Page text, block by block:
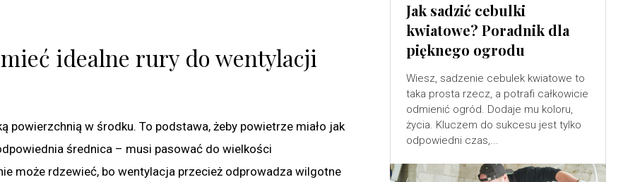
idealne rury do wentylacji
powierzchnią w środku. To podstawa, żeby powietrze miało jak
średnica – musi pasować do wielkości
może rdzewieć, bo wentylacja przecież odprowadza wilgotne
Jak sadzić cebulki
kwiatowe? Poradnik dla
pięknego ogrodu
Wiesz, sadzenie cebulek kwiatowe to
taka prosta rzecz, a potrafi całkowicie
odmienić ogród. Dodaje mu koloru,
życia. Kluczem do sukcesu jest tylko
odpowiedni czas,...